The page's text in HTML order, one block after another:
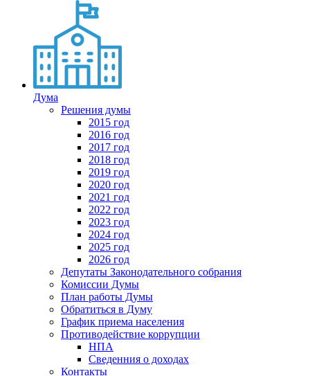
Дума
Решения думы
2015 год
2016 год
2017 год
2018 год
2019 год
2020 год
2021 год
2022 год
2023 год
2024 год
2025 год
2026 год
Депутаты Законодательного собрания
Комиссии Думы
План работы Думы
Обратиться в Думу
График приема населения
Противодействие коррупции
НПА
Сведенния о доходах
Контакты